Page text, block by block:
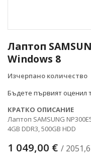
Лаптоп
Windows 8
Изчерпано количество
Бъдете първият оценил
КРАТКО ОПИСАНИЕ
Лаптоп SAMSUNG
4GB DDR3, 500GB HDD
1 049,00 € /
към
началото
на
галерия
снимки